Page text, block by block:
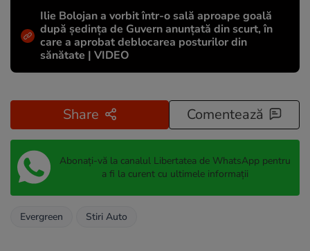
Ilie Bolojan a vorbit într-o sală aproape goală
după ședința de Guvern anunțată din scurt, în
care a aprobat deblocarea posturilor din
sănătate | VIDEO
Share Comentează
Abonați-vă la canalul Libertatea de WhatsApp pentru
a fi la curent cu ultimele informații
Evergreen Stiri Auto